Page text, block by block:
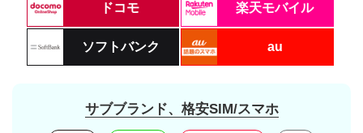
ドコモ 楽天モバイル
ソフトバンク au
サブブランド、格安SIM/スマホ